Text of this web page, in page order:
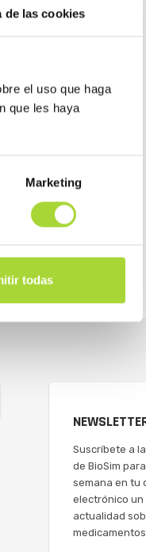
de las cookies
el uso que haga
que les haya
Marketing
todas
Suscríbete a
de BioSim
semana en tu
electrónico un
actualidad